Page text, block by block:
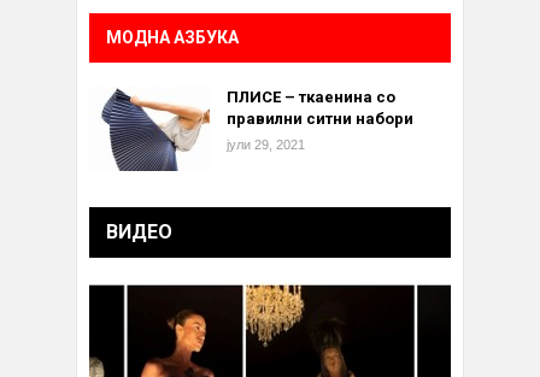
МОДНА АЗБУКА
ПЛИСЕ – ткаенина со
правилни ситни набори
јули 29, 2021
ВИДЕО